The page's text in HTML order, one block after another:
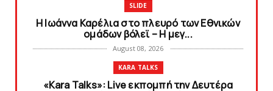
SLIDE
Η Ιωάννα Καρέλια στο πλευρό των Εθνικών
ομάδων βόλεϊ – H μεγ...
August 08, 2026
KARA TALKS
«Kara Talks»: Live εκπομπή την Δευτέρα